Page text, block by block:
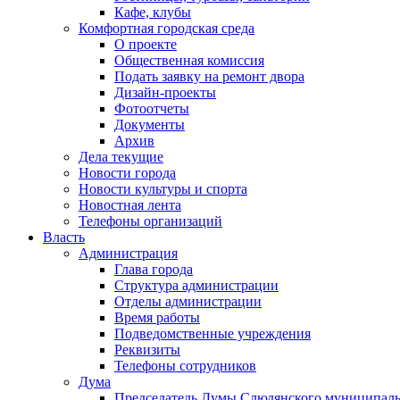
Кафе, клубы
Комфортная городская среда
О проекте
Общественная комиссия
Подать заявку на ремонт двора
Дизайн-проекты
Фотоотчеты
Документы
Архив
Дела текущие
Новости города
Новости культуры и спорта
Новостная лента
Телефоны организаций
Власть
Администрация
Глава города
Структура администрации
Отделы администрации
Время работы
Подведомственные учреждения
Реквизиты
Телефоны сотрудников
Дума